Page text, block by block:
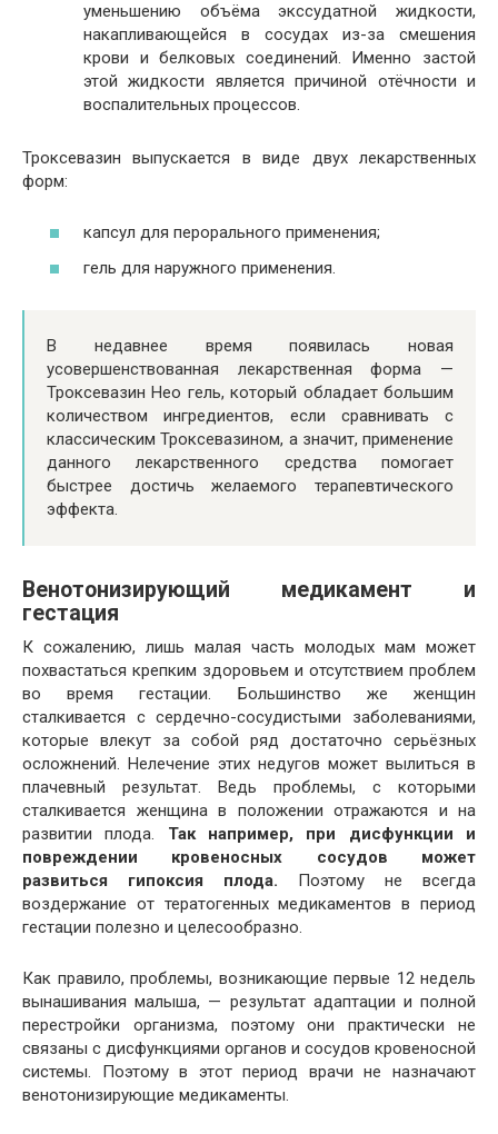
уменьшению объёма экссудатной жидкости,
накапливающейся в сосудах из-за смешения
крови и белковых соединений. Именно застой
этой жидкости является причиной отёчности и
воспалительных процессов.
Троксевазин выпускается в виде двух лекарственных
форм:
капсул для перорального применения;
гель для наружного применения.
В недавнее время появилась новая
усовершенствованная лекарственная форма —
Троксевазин Нео гель, который обладает большим
количеством ингредиентов, если сравнивать с
классическим Троксевазином, а значит, применение
данного лекарственного средства помогает
быстрее достичь желаемого терапевтического
эффекта.
Венотонизирующий медикамент и
гестация
К сожалению, лишь малая часть молодых мам может
похвастаться крепким здоровьем и отсутствием проблем
во время гестации. Большинство же женщин
сталкивается с сердечно-сосудистыми заболеваниями,
которые влекут за собой ряд достаточно серьёзных
осложнений. Нелечение этих недугов может вылиться в
плачевный результат. Ведь проблемы, с которыми
сталкивается женщина в положении отражаются и на
развитии плода. Так например, при дисфункции и
повреждении кровеносных сосудов может
развиться гипоксия плода. Поэтому не всегда
воздержание от тератогенных медикаментов в период
гестации полезно и целесообразно.
Как правило, проблемы, возникающие первые 12 недель
вынашивания малыша, — результат адаптации и полной
перестройки организма, поэтому они практически не
связаны с дисфункциями органов и сосудов кровеносной
системы. Поэтому в этот период врачи не назначают
венотонизирующие медикаменты.